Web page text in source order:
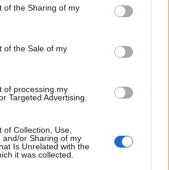
or usage behaviour. You may click to
to Google and its third-party tags to
specified purposes in below Google
of the Sharing of my
of the Sale of my
of processing my
Targeted Advertising.
of Collection, Use,
and/or Sharing of my
Is Unrelated with the
it was collected.
végtelenül bunkónak
működő póz, de a
szövegek és a könnyen
mellett
az a
vagy nem
az év utolsó napján megjelent
amire négy
többek közt aTrabanttól az
Szarrágó faszverő